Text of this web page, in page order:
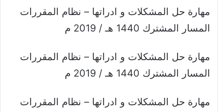
مهارة حل المشكلات و ادراتها – نظام المقررات
المسار المشترك 1440 هـ / 2019 م
مهارة حل المشكلات و ادراتها – نظام المقررات
المسار المشترك 1440 هـ / 2019 م
مهارة حل المشكلات و ادراتها – نظام المقررات